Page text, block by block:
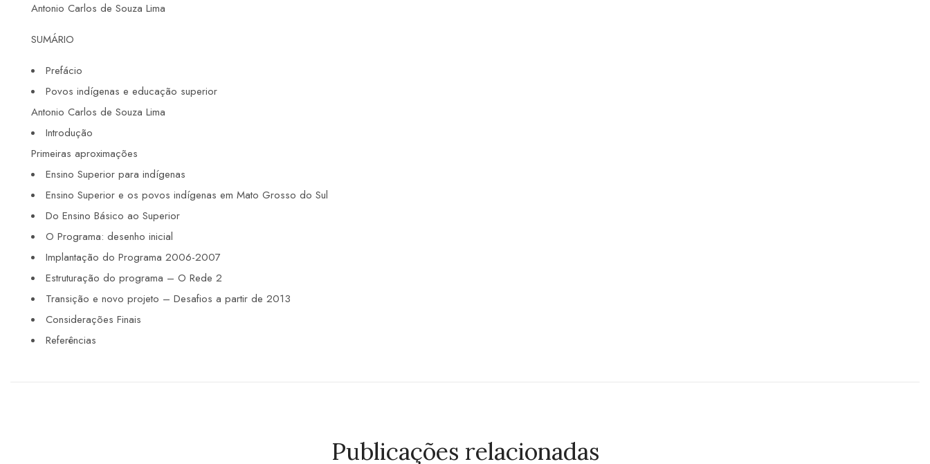
Antonio Carlos de Souza Lima
SUMÁRIO
Prefácio
Povos indígenas e educação superior
Antonio Carlos de Souza Lima
Introdução
Primeiras aproximações
Ensino Superior para indígenas
Ensino Superior e os povos indígenas em Mato Grosso do Sul
Do Ensino Básico ao Superior
O Programa: desenho inicial
Implantação do Programa 2006-2007
Estruturação do programa – O Rede 2
Transição e novo projeto – Desafios a partir de 2013
Considerações Finais
Referências
Publicações relacionadas